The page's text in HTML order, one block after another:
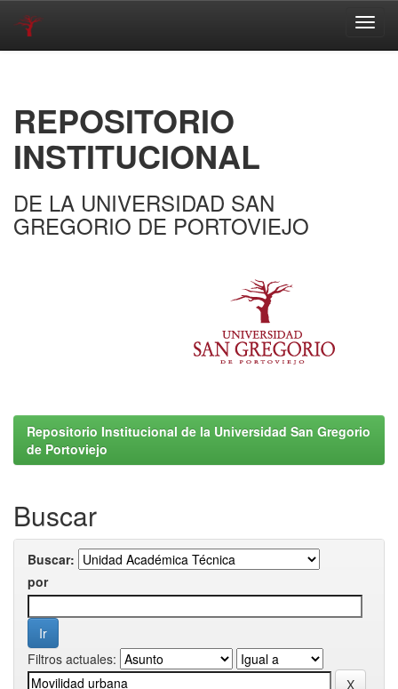
REPOSITORIO
INSTITUCIONAL
DE LA UNIVERSIDAD SAN
GREGORIO DE PORTOVIEJO
Repositorio Institucional de la Universidad San Gregorio
de Portoviejo
Buscar
Buscar:
por
Filtros actuales: